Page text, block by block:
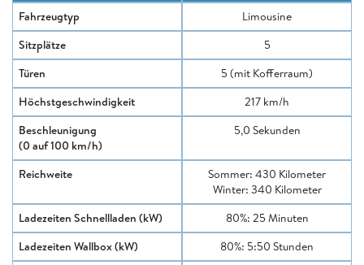
Fahrzeugtyp
Limousine
Sitzplätze
5
Türen
5 (mit Kofferraum)
Höchstgeschwindigkeit
217 km/h
Beschleunigung
(0 auf 100 km/h)
5,0 Sekunden
Reichweite
Sommer: 430 Kilometer
Winter: 340 Kilometer
Ladezeiten Schnellladen (kW)
80%: 25 Minuten
Ladezeiten Wallbox (kW)
80%: 5:50 Stunden